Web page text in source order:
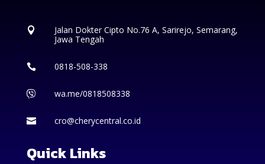

Jalan Dokter Cipto No.76 A, Sarirejo, Semarang,
Jawa Tengah
 0818-508-338
 wa.me/0818508338
 cro@cherycentral.co.id
Quick Links